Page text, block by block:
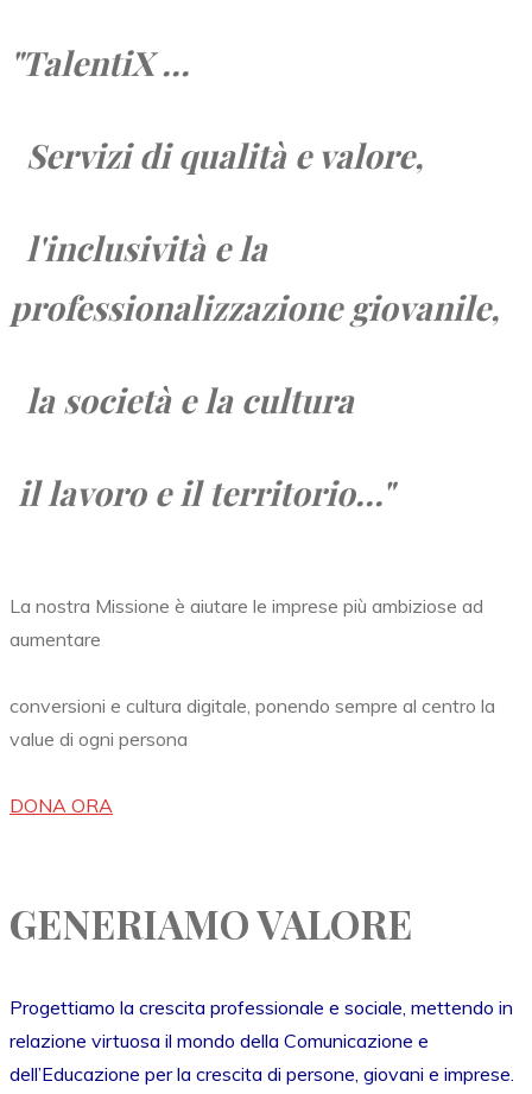
"TalentiX ...
Servizi di qualità e valore,
l'inclusività e la
professionalizzazione giovanile,
la società ela cultura
il lavoro eil territorio..."
La nostra Missione è aiutare le imprese più ambiziose ad
aumentare
conversioni e cultura digitale, ponendo sempre al centro la
value di ogni persona
DONA ORA
GENERIAMO VALORE
Progettiamo la crescita professionale e sociale, mettendo in
relazione virtuosa il mondo della Comunicazione e
dell’Educazione per la crescita di persone, giovani e imprese.